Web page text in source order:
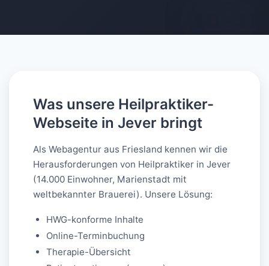
Was unsere Heilpraktiker-
Webseite in Jever bringt
Als Webagentur aus Friesland kennen wir die
Herausforderungen von Heilpraktiker in Jever
(14.000 Einwohner, Marienstadt mit
weltbekannter Brauerei). Unsere Lösung:
HWG-konforme Inhalte
Online-Terminbuchung
Therapie-Übersicht